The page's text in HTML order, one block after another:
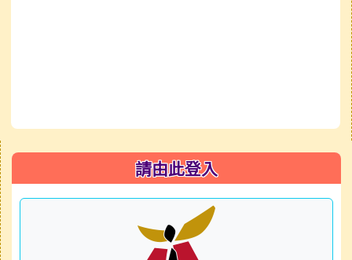
右邊區域內容 請由此登入